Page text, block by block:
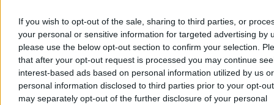
If you wish to opt-out of the sale, sharing to third parties, or
your personal or sensitive information for targeted advertising by
please use the below opt-out section to confirm your selection.
that after your opt-out request is processed you may continue
interest-based ads based on personal information utilized by us or
personal information disclosed to third parties prior to your opt-
may separately opt-out of the further disclosure of your personal
czeka nas ochłodzenie. Jak podają meteorolodzy, nie potrwa ono
długo. – Lato nie odpuszcza, choć okresy cieplejsze będą
przeplatały się z chłodniejszymi – zapowiedział w rozmowie z
Zero.pl Przemysław Makarewicz z Instytutu Meteorologii i
Gospodarki Wodnej.